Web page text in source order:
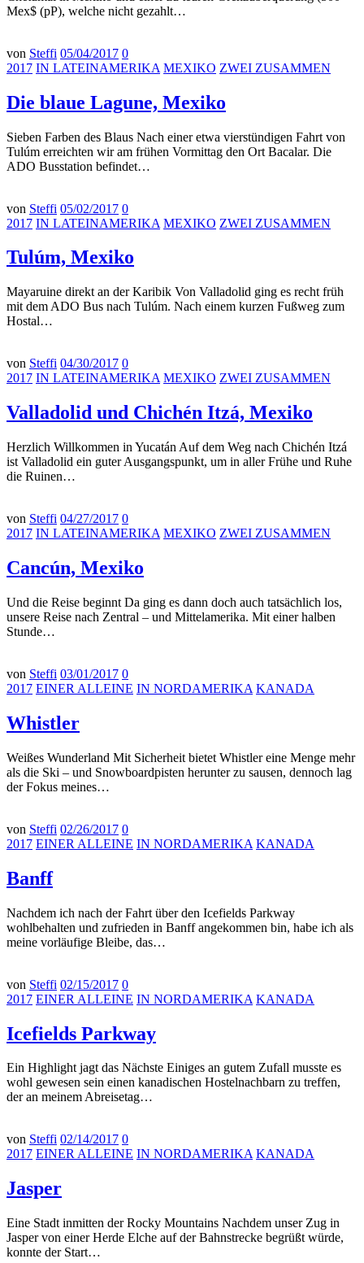
Mex$ (pP), welche nicht gezahlt…
von Steffi 05/04/2017 0
2017 IN LATEINAMERIKA MEXIKO ZWEI ZUSAMMEN
Die blaue Lagune, Mexiko
Sieben Farben des Blaus Nach einer etwa vierstündigen Fahrt von
Tulúm erreichten wir am frühen Vormittag den Ort Bacalar. Die
ADO Busstation befindet…
von Steffi 05/02/2017 0
2017 IN LATEINAMERIKA MEXIKO ZWEI ZUSAMMEN
Tulúm, Mexiko
Mayaruine direkt an der Karibik Von Valladolid ging es recht früh
mit dem ADO Bus nach Tulúm. Nach einem kurzen Fußweg zum
Hostal…
von Steffi 04/30/2017 0
2017 IN LATEINAMERIKA MEXIKO ZWEI ZUSAMMEN
Valladolid und Chichén Itzá, Mexiko
Herzlich Willkommen in Yucatán Auf dem Weg nach Chichén Itzá
ist Valladolid ein guter Ausgangspunkt, um in aller Frühe und Ruhe
die Ruinen…
von Steffi 04/27/2017 0
2017 IN LATEINAMERIKA MEXIKO ZWEI ZUSAMMEN
Cancún, Mexiko
Und die Reise beginnt Da ging es dann doch auch tatsächlich los,
unsere Reise nach Zentral – und Mittelamerika. Mit einer halben
Stunde…
von Steffi 03/01/2017 0
2017 EINER ALLEINE IN NORDAMERIKA KANADA
Whistler
Weißes Wunderland Mit Sicherheit bietet Whistler eine Menge mehr
als die Ski – und Snowboardpisten herunter zu sausen, dennoch lag
der Fokus meines…
von Steffi 02/26/2017 0
2017 EINER ALLEINE IN NORDAMERIKA KANADA
Banff
Nachdem ich nach der Fahrt über den Icefields Parkway
wohlbehalten und zufrieden in Banff angekommen bin, habe ich als
meine vorläufige Bleibe, das…
von Steffi 02/15/2017 0
2017 EINER ALLEINE IN NORDAMERIKA KANADA
Icefields Parkway
Ein Highlight jagt das Nächste Einiges an gutem Zufall musste es
wohl gewesen sein einen kanadischen Hostelnachbarn zu treffen,
der an meinem Abreisetag…
von Steffi 02/14/2017 0
2017 EINER ALLEINE IN NORDAMERIKA KANADA
Jasper
Eine Stadt inmitten der Rocky Mountains Nachdem unser Zug in
Jasper von einer Herde Elche auf der Bahnstrecke begrüßt würde,
konnte der Start…